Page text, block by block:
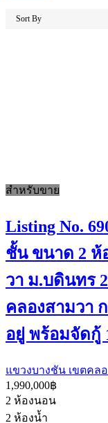
Sort By
สำหรับขาย
Listing No.
ชั้น ขนาด 2 ห้
วา ม.บดินทร
คลองสามวา
อยู่ พร้อมจัดกู้
แขวงบางชัน เขตคล
1,990,000฿
2 ห้องนอน
2 ห้องน้ำ